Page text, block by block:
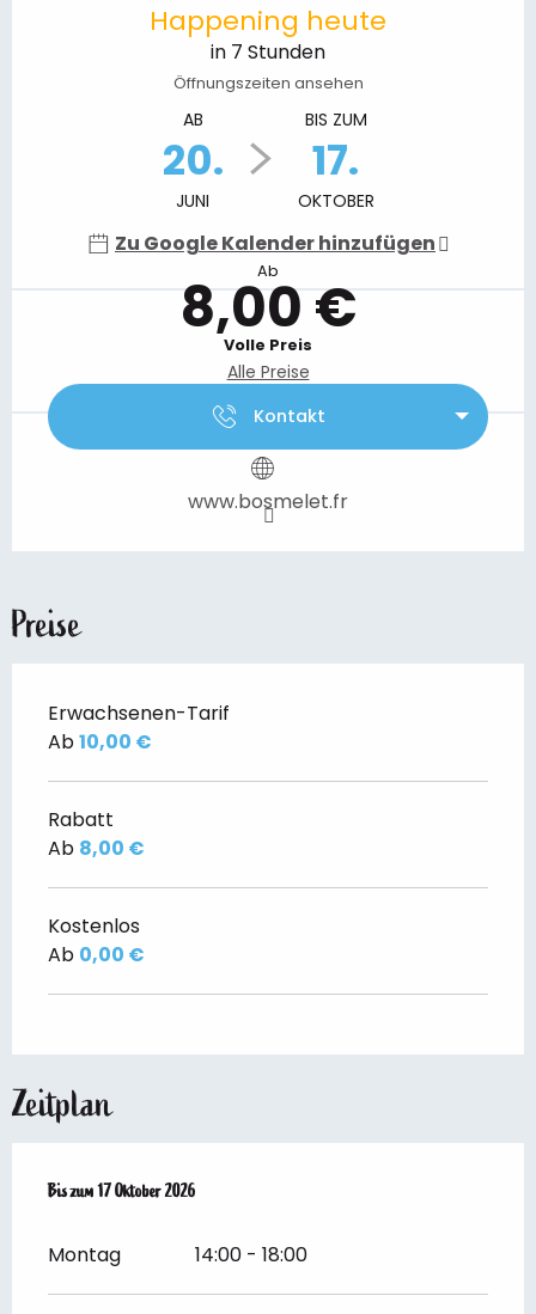
Happening heute
in 7 Stunden
Öffnungszeiten ansehen
AB
20.
JUNI
BIS ZUM
17.
OKTOBER
Zu Google Kalender hinzufügen
Ab
8,00 €
Volle Preis
Alle Preise
Kontakt
www.bosmelet.fr
Preise
Erwachsenen-Tarif
Ab10,00 €
Rabatt
Ab 8,00 €
Kostenlos
Ab 0,00 €
Zeitplan
vom20 Juni 2026bis zum
Bis zum17 Oktober 2026
Montag 14:00 - 18:00